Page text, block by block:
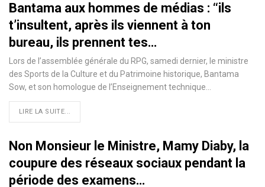
Bantama aux hommes de médias : ‘‘ils
t’insultent, après ils viennent à ton
bureau, ils prennent tes…
Lors de l’assemblée générale du RPG, samedi dernier, le ministre
des Sports de la Culture et du Patrimoine historique, Bantama
Sow, et son homologue de l’Enseignement technique
LIRE LA SUITE...
Non Monsieur le Ministre, Mamy Diaby, la
coupure des réseaux sociaux pendant la
période des examens…